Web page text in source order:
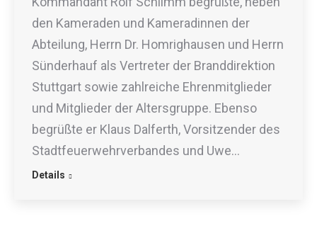
den Kameraden und Kameradinnen der
Abteilung, Herrn Dr. Homrighausen und Herrn
Sünderhauf als Vertreter der Branddirektion
Stuttgart sowie zahlreiche Ehrenmitglieder
und Mitglieder der Altersgruppe. Ebenso
begrüßte er Klaus Dalferth, Vorsitzender des
Stadtfeuerwehrverbandes und Uwe…
Details